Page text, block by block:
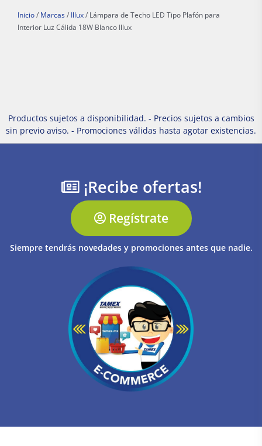
Inicio / Marcas / Illux / Lámpara de Techo LED Tipo Plafón para
Interior Luz Cálida 18W Blanco Illux
Productos sujetos a disponibilidad. - Precios sujetos a cambios
sin previo aviso. - Promociones válidas hasta agotar existencias.
¡Recibe ofertas!
Regístrate
Siempre tendrás novedades y promociones antes que nadie.